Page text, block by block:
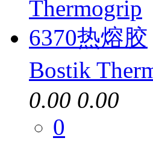
Bostik
0.00 0.00
0